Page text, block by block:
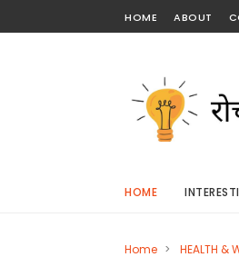
HOME ABOUT
HOME
Home > HEALTH &